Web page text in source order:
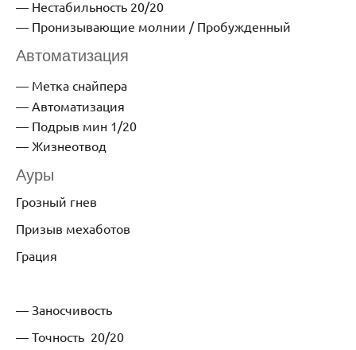
Нестабильность 20/20
Пронизывающие молнии / Пробужденный
Автоматизация
Метка снайпера
Автоматизация
Подрыв мин 1/20
Жизнеотвод
Ауры
Грозный гнев
Призыв мехаботов
Грация
— Заносчивость
— Точность 20/20